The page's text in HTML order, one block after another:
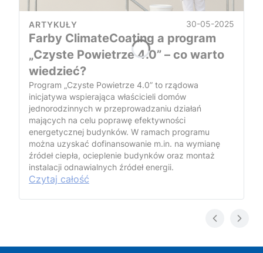
ARTYKUŁY 30-05-2025
Farby ClimateCoating a program
„Czyste Powietrze 4.0” – co warto
wiedzieć?
Program „Czyste Powietrze 4.0” to rządowa
inicjatywa wspierająca właścicieli domów
jednorodzinnych w przeprowadzaniu działań
mających na celu poprawę efektywności
energetycznej budynków. W ramach programu
można uzyskać dofinansowanie m.in. na wymianę
źródeł ciepła, ocieplenie budynków oraz montaż
instalacji odnawialnych źródeł energii.
Czytaj całość